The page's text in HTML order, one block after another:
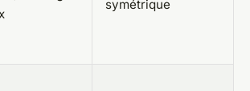
symétrique